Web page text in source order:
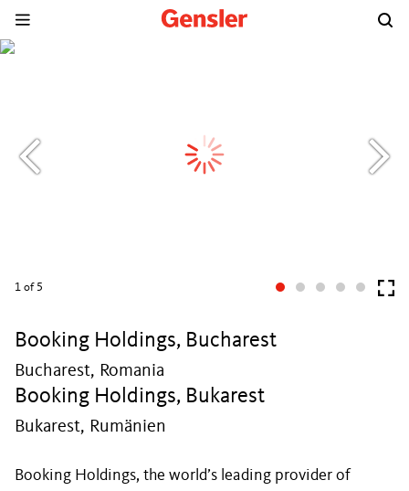
1 of 5
Booking Holdings, Bucharest
Bucharest, Romania
Booking Holdings, Bukarest
Bukarest, Rumänien
Booking Holdings, the world’s leading provider of